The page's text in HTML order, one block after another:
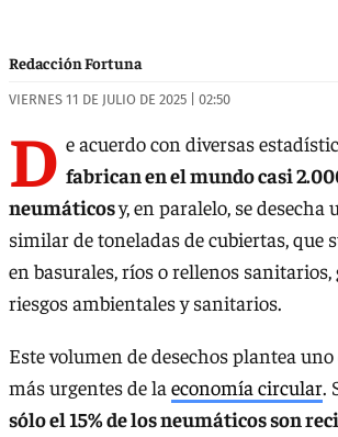
Redacción Fortuna
VIERNES 11 DE JULIO DE 2025 | 02:50
D e acuerdo con diversas
fabrican en el mundo casi
neumáticosy, en paralelo, se
similar de toneladas de cubiertas, que
en basurales, ríos o rellenos
riesgos ambientales y sanitarios.
Este volumen de desechos plantea
más urgentes de la economía circular.
sólo el 15% de los neumáticos son